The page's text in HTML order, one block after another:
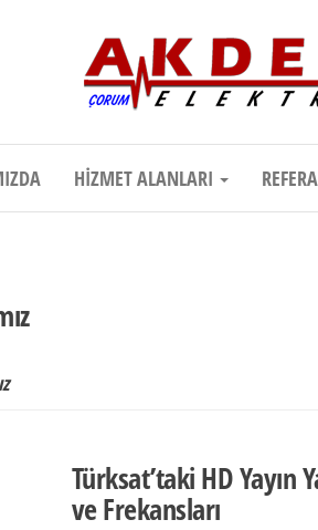
HIZMET ALANLARI
Türksat’taki HD Yayın
ve Frekansları